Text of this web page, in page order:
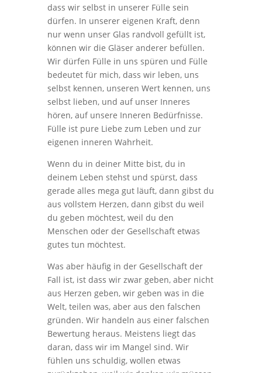
dass wir selbst in unserer Fülle sein
dürfen. In unserer eigenen Kraft, denn
nur wenn unser Glas randvoll gefüllt ist,
können wir die Gläser anderer befüllen.
Wir dürfen Fülle in uns spüren und Fülle
bedeutet für mich, dass wir leben, uns
selbst kennen, unseren Wert kennen, uns
selbst lieben, und auf unser Inneres
hören, auf unsere Inneren Bedürfnisse.
Fülle ist pure Liebe zum Leben und zur
eigenen inneren Wahrheit.
Wenn du in deiner Mitte bist, du in
deinem Leben stehst und spürst, dass
gerade alles mega gut läuft, dann gibst du
aus vollstem Herzen, dann gibst du weil
du geben möchtest, weil du den
Menschen oder der Gesellschaft etwas
gutes tun möchtest.
Was aber häufig in der Gesellschaft der
Fall ist, ist dass wir zwar geben, aber nicht
aus Herzen geben, wir geben was in die
Welt, teilen was, aber aus den falschen
gründen. Wir handeln aus einer falschen
Bewertung heraus. Meistens liegt das
daran, dass wir im Mangel sind. Wir
fühlen uns schuldig, wollen etwas